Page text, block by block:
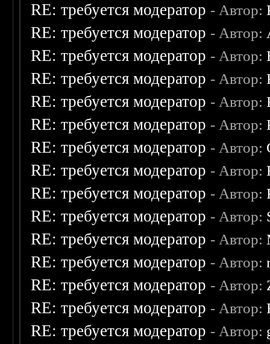
RE: требуется модератор - Автор:
RE: требуется модератор - Автор:
RE: требуется модератор - Автор:
RE: требуется модератор - Автор:
RE: требуется модератор - Автор:
RE: требуется модератор - Автор:
RE: требуется модератор - Автор:
RE: требуется модератор - Автор:
RE: требуется модератор - Автор:
RE: требуется модератор - Автор:
RE: требуется модератор - Автор:
RE: требуется модератор - Автор:
RE: требуется модератор - Автор:
RE: требуется модератор - Автор:
RE: требуется модератор - Автор: